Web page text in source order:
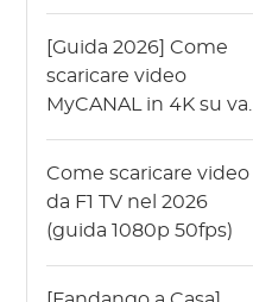
[Guida 2026] Come
scaricare video
MyCANAL in 4K su vari
Come scaricare video
da F1 TV nel 2026
(guida 1080p 50fps)